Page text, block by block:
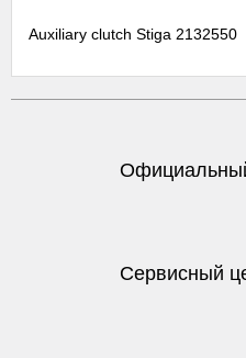
Auxiliary clutch Stiga 2132550
Сервисный